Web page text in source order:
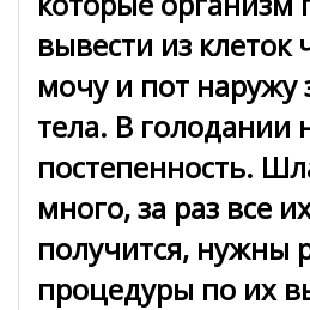
вывести из клеток
мочу и пот наружу
тела. В голодании
постепенность.
много, за раз все
получится, нужны
процедуры по их